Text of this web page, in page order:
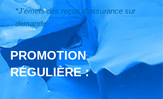
*J'émets des reçus d'assurance sur
demande.
PROMOTION
RÉGULIÈRE: